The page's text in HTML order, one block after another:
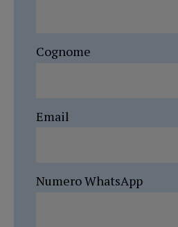
Cognome
Email
Numero WhatsApp